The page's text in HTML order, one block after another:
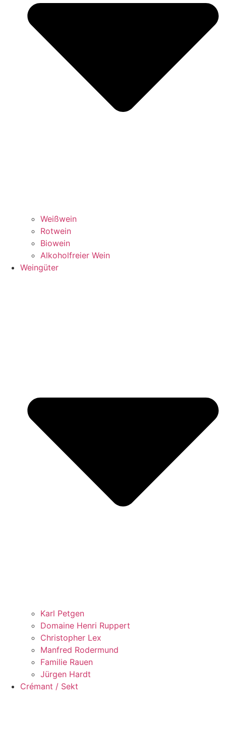
Weißwein
Rotwein
Biowein
Alkoholfreier Wein
Weingüter
Karl Petgen
Domaine Henri Ruppert
Christopher Lex
Manfred Rodermund
Familie Rauen
Jürgen Hardt
Crémant / Sekt